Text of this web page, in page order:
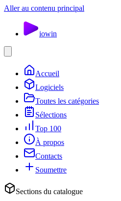
Aller au contenu principal
iowin
Accueil
Logiciels
Toutes les catégories
Sélections
Top 100
À propos
Contacts
Soumettre
Sections du catalogue